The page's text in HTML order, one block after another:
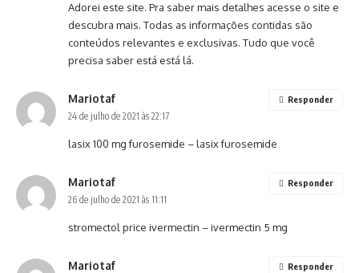
Adorei este site. Pra saber mais detalhes acesse o site e
descubra mais. Todas as informações contidas são
conteúdos relevantes e exclusivas. Tudo que você
precisa saber está está lá.
Mariotaf
24 de julho de 2021 às 22:17
lasix 100 mgfurosemide – lasix furosemide
Responder
Mariotaf
26 de julho de 2021 às 11:11
stromectol price ivermectin – ivermectin 5 mg
Responder
Mariotaf Responder